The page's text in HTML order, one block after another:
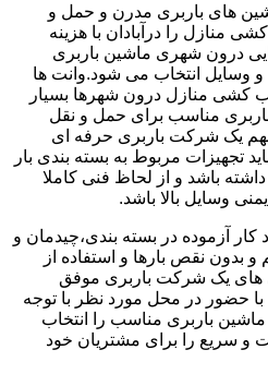
های باربری مدرن و حمل و
منازل را درآبادان با هزینه
درون شهری ماشین باربری
وسایل انتخاب می شود.وانت ها
کشی منازل درون شهرها بسیار
مناسب برای حمل و نقل
یک شرکت باربری حرفه ای
تجهیزات مربوط به بسته بندی بار
باشد و از لحاظ فنی کاملا
وسایل بالا باشد.
کار آزموده در بسته بندی،چیدمان و
و بدون نقص بارها و استفاده از
های یک شرکت باربری موفق
با حضور در محل مورد نظر با توجه
باربری مناسب را انتخاب
و سریع را برای مشتریان خود